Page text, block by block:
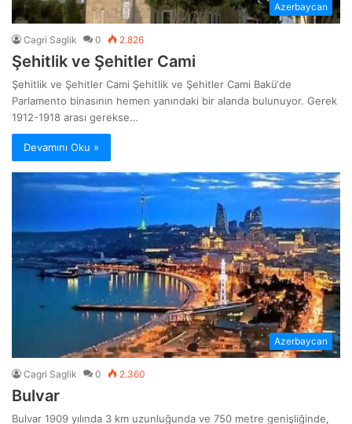
Azerbaycan
Cagri Saglik 0 2.826
Şehitlik ve Şehitler Cami
Şehitlik ve Şehitler Cami Şehitlik ve Şehitler Cami Bakü‘de
Parlamento binasının hemen yanındaki bir alanda bulunuyor. Gerek
1912-1918 arası gerekse…
Devamını Oku »
Azerbaycan
Cagri Saglik 0 2.360
Bulvar
Bulvar 1909 yılında 3 km uzunluğunda ve 750 metre genişliğinde,